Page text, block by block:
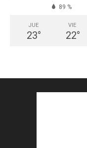
89 %
JUE
23°
VIE
22°